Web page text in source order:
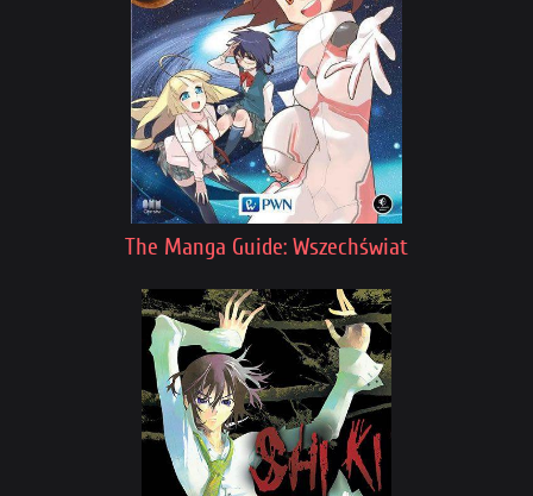
The Manga Guide: Wszechświat